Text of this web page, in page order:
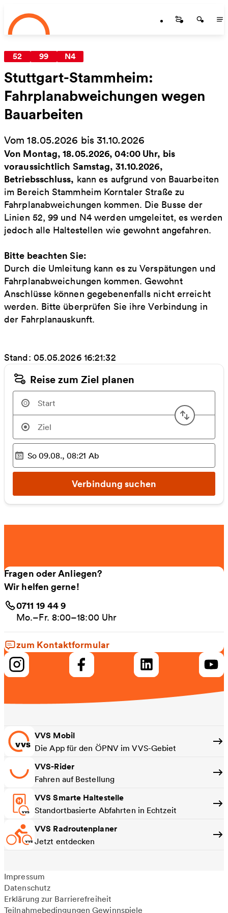
Zum Hauptinhalt springen
Startseite
52 99 N4
Stuttgart-Stammheim:
Fahrplanabweichungen wegen
Bauarbeiten
Vom 18.05.2026 bis 31.10.2026
Von Montag, 18.05.2026, 04:00 Uhr, bis
voraussichtlich Samstag, 31.10.2026,
Betriebsschluss, kann es aufgrund von Bauarbeiten
im Bereich Stammheim Korntaler Straße zu
Fahrplanabweichungen kommen. Die Busse der
Linien 52, 99 und N4 werden umgeleitet, es werden
jedoch alle Haltestellen wie gewohnt angefahren.
Bitte beachten Sie:
Durch die Umleitung kann es zu Verspätungen und
Fahrplanabweichungen kommen. Gewohnt
Anschlüsse können gegebenenfalls nicht erreicht
werden. Bitte überprüfen Sie ihre Verbindung in
der Fahrplanauskunft.
Stand: 05.05.2026 16:21:32
Reise zum Ziel planen
Start
Ausgewählter Zeitpunkt
So 09.08., 08:21 Ab
Verbindung suchen
Fragen oder Anliegen?
Wir helfen gerne!
0711 19 44 9
Mo.–Fr. 8:00–18:00 Uhr
zum Kontaktformular
VVS Mobil
Die App für den ÖPNV im VVS-Gebiet
VVS-Rider
Fahren auf Bestellung
VVS Smarte Haltestelle
Standortbasierte Abfahrten in Echtzeit
VVS Radroutenplaner
Jetzt entdecken
Impressum
Datenschutz
Erklärung zur Barrierefreiheit
Teilnahmebedingungen Gewinnspiele